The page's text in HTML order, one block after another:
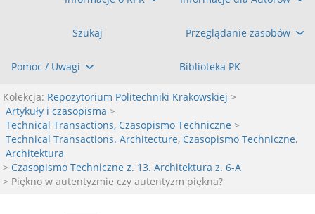
Szukaj Przeglądanie zasobów
Pomoc / Uwagi Biblioteka PK
Kolekcja: Repozytorium Politechniki Krakowskiej >
Artykuły i czasopisma >
Technical Transactions, Czasopismo Techniczne >
Technical Transactions. Architecture, Czasopismo Techniczne.
Architektura
> Czasopismo Techniczne z. 13. Architektura z. 6-A
> Piękno w autentyzmie czy autentyzm piękna?